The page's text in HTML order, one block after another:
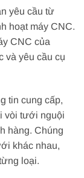
yêu cầu từ
hoạt máy CNC.
CNC của
và yêu cầu cụ
tin cung cấp,
vòi tưới nguội
hàng. Chúng
khác nhau,
loại.